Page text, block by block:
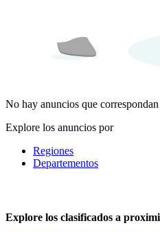
No hay anuncios que
Explore los anuncios por
Regiones
Departementos
Explore los clasificados a